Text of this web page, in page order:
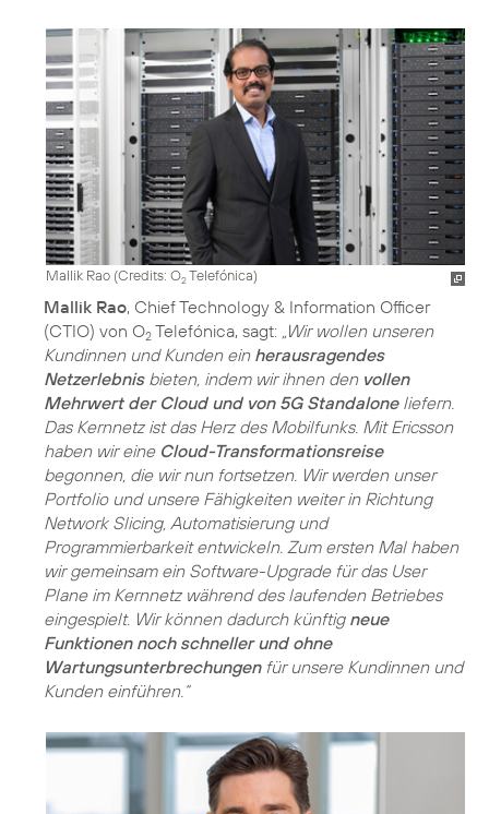
Mallik Rao (Credits: O2Telefónica)
Mallik Rao, Chief Technology & Information Officer
(CTIO) von O2 Telefónica, sagt: „Wir wollen unseren
Kundinnen und Kunden ein herausragendes
Netzerlebnisbieten, indem wir ihnen den vollen
Mehrwert der Cloud und von 5G Standaloneliefern.
Das Kernnetz ist das Herz des Mobilfunks. Mit Ericsson
haben wir eine Cloud-Transformationsreise
begonnen, die wir nun fortsetzen. Wir werden unser
Portfolio und unsere Fähigkeiten weiter in Richtung
Network Slicing, Automatisierung und
Programmierbarkeit entwickeln. Zum ersten Mal haben
wir gemeinsam ein Software-Upgrade für das User
Plane im Kernnetz während des laufenden Betriebes
eingespielt. Wir können dadurch künftig neue
Funktionen noch schneller und ohne
Wartungsunterbrechungenfür unsere Kundinnen und
Kunden einführen.“